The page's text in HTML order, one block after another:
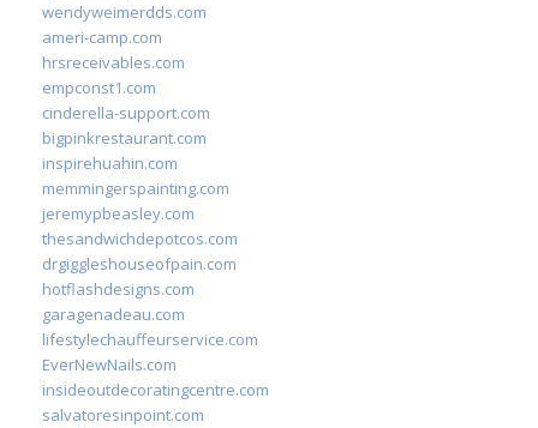
wendyweimerdds.com
ameri-camp.com
hrsreceivables.com
empconst1.com
cinderella-support.com
bigpinkrestaurant.com
inspirehuahin.com
memmingerspainting.com
jeremypbeasley.com
thesandwichdepotcos.com
drgiggleshouseofpain.com
hotflashdesigns.com
garagenadeau.com
lifestylechauffeurservice.com
EverNewNails.com
insideoutdecoratingcentre.com
salvatoresinpoint.com